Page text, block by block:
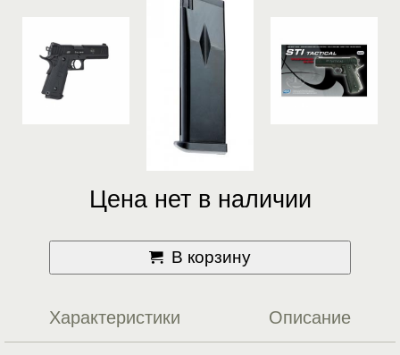
Цена нет в наличии
В корзину
Характеристики Описание